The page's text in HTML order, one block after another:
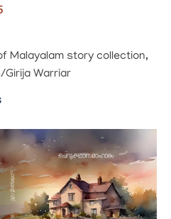
Malayalam story collection,
Girija Warriar